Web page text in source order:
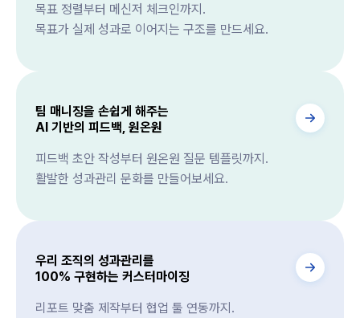
목표 정렬부터 메신저 체크인까지.
목표가 실제 성과로 이어지는 구조를 만드세요.
팀 매니징을 손쉽게 해주는
AI 기반의 피드백, 원온원
피드백 초안 작성부터 원온원 질문 템플릿까지.
활발한 성과관리 문화를 만들어보세요.
우리 조직의 성과관리를
100% 구현하는 커스터마이징
리포트 맞춤 제작부터 협업 툴 연동까지.